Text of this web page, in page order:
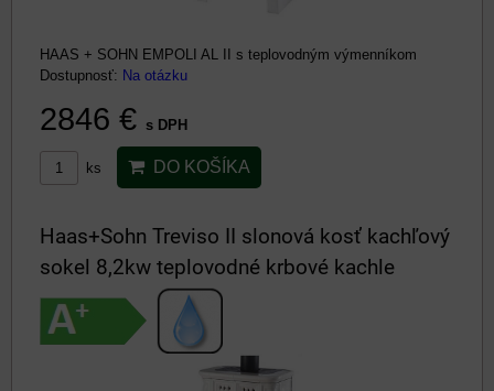
HAAS + SOHN EMPOLI AL II s teplovodným výmenníkom
Dostupnosť: Na otázku
2846 € s DPH
ks DO KOŠÍKA
Haas+Sohn Treviso II slonová kosť kachľový
sokel 8,2kw teplovodné krbové kachle